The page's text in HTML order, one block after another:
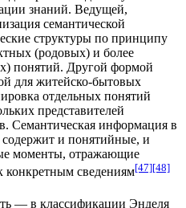
знаний. Ведущей,
семантической
структуры по принципу
(родовых) и более
понятий. Другой формой
для житейско-бытовых
отдельных понятий
представителей
Семантическая информация в
и понятийные, и
моменты, отражающие
конкретным сведениям[47][48]
— в классификации Энделя